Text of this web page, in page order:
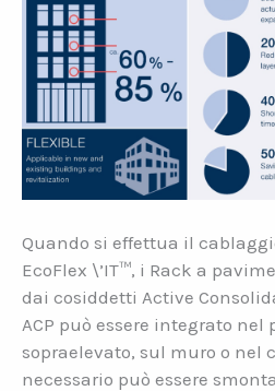
Quando si effettua il
EcoFlex \’IT™, i Rack a
dai cosiddetti Active
ACP può essere integrato nel
sopraelevato, sul muro o nel
necessario può essere